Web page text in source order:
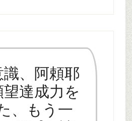
、阿頼耶
達成力を
、もう一